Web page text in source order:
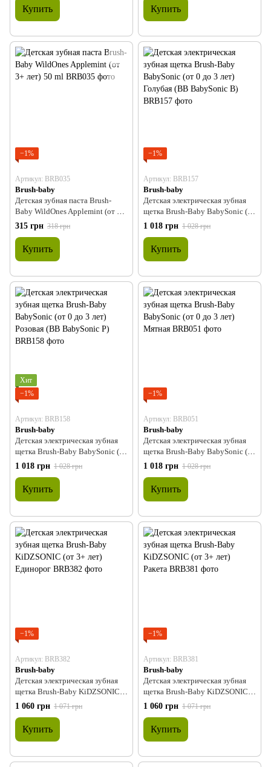
Купить Купить
−1%
Артикул: BRB035
Brush-baby
Детская зубная паста Brush-
Baby WildOnes Applemint (от 3+
лет) 50 ml
315 грн 318 грн
Купить
−1%
Артикул: BRB157
Brush-baby
Детская электрическая зубная
щетка Brush-Baby BabySonic (от
0 до 3 лет) Голубая (BB
BabySonic B)
1 018 грн 1 028 грн
Купить
Хит
−1%
Артикул: BRB158
Brush-baby
Детская электрическая зубная
щетка Brush-Baby BabySonic (от
0 до 3 лет) Розовая (BB
BabySonic P)
1 018 грн 1 028 грн
Купить
−1%
Артикул: BRB051
Brush-baby
Детская электрическая зубная
щетка Brush-Baby BabySonic (от
0 до 3 лет) Мятная
1 018 грн 1 028 грн
Купить
−1%
Артикул: BRB382
Brush-baby
Детская электрическая зубная
щетка Brush-Baby KiDZSONIC
(от 3+ лет) Единорог
1 060 грн 1 071 грн
Купить
−1%
Артикул: BRB381
Brush-baby
Детская электрическая зубная
щетка Brush-Baby KiDZSONIC
(от 3+ лет) Ракета
1 060 грн 1 071 грн
Купить